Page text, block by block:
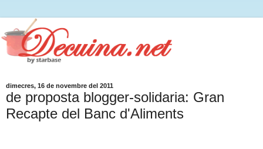
dimecres, 16 de novembre del 2011
de proposta blogger-solidaria: Gran
Recapte del Banc d'Aliments